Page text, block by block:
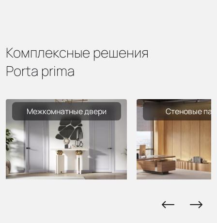
Комплексные решения
Porta prima
Межкомнатные двери Стеновые